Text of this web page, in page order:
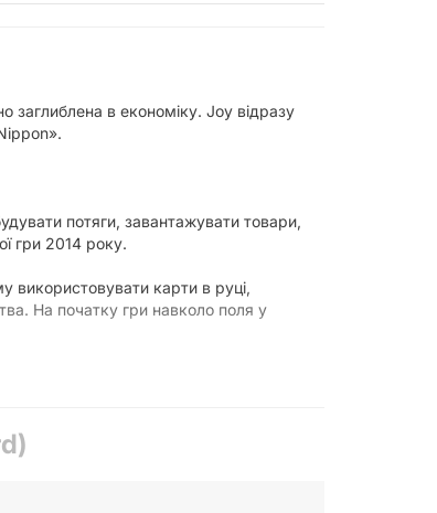
заглиблена в економіку. Joy відразу
потяги, завантажувати товари,
гри 2014 року.
використовувати карти в руці,
На початку гри навколо поля у